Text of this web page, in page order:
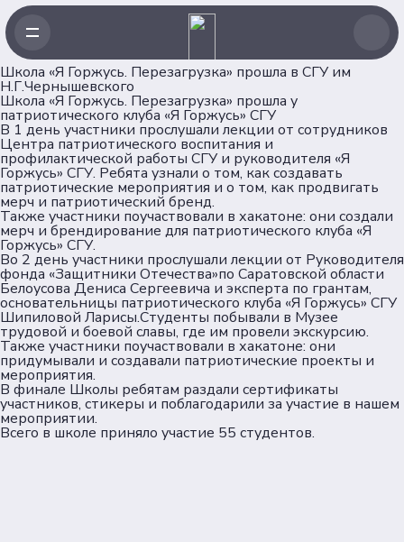
Школа «Я Горжусь. Перезагрузка» прошла в СГУ им
Н.Г.Чернышевского
Школа «Я Горжусь. Перезагрузка» прошла у
патриотического клуба «Я Горжусь» СГУ
В 1 день участники прослушали лекции от сотрудников
Центра патриотического воспитания и
профилактической работы СГУ и руководителя «Я
Горжусь» СГУ. Ребята узнали о том, как создавать
патриотические мероприятия и о том, как продвигать
мерч и патриотический бренд.
Также участники поучаствовали в хакатоне: они создали
мерч и брендирование для патриотического клуба «Я
Горжусь» СГУ.
Во 2 день участники прослушали лекции от Руководителя
фонда «Защитники Отечества»по Саратовской области
Белоусова Дениса Сергеевича и эксперта по грантам,
основательницы патриотического клуба «Я Горжусь» СГУ
Шипиловой Ларисы.Студенты побывали в Музее
трудовой и боевой славы, где им провели экскурсию.
Также участники поучаствовали в хакатоне: они
придумывали и создавали патриотические проекты и
мероприятия.
В финале Школы ребятам раздали сертификаты
участников, стикеры и поблагодарили за участие в нашем
мероприятии.
Всего в школе приняло участие 55 студентов.
Главная
Новости
Проекты
Клубы
Рейтинг
Форумная кампания
Об Ассоциации
Команда
Партнеры